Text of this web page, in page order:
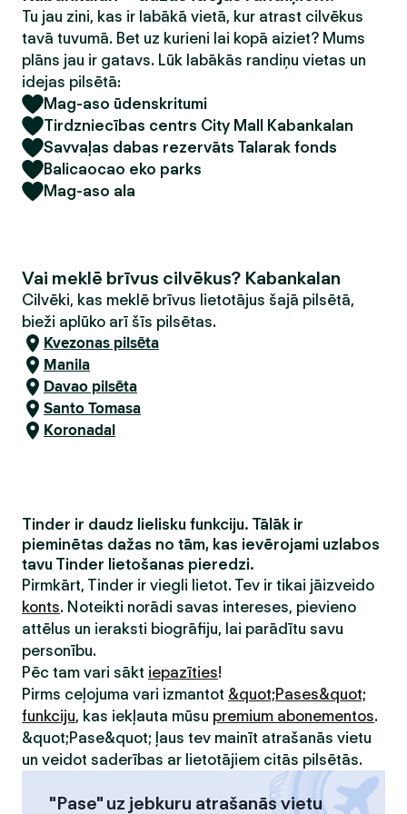
Tu jau zini, kas ir labākā vietā, kur atrast cilvēkus
tavā tuvumā. Bet uz kurieni lai kopā aiziet? Mums
plāns jau ir gatavs. Lūk labākās randiņu vietas un
idejas pilsētā:
Mag-aso ūdenskritumi
Tirdzniecības centrs City Mall Kabankalan
Savvaļas dabas rezervāts Talarak fonds
Balicaocao eko parks
Mag-aso ala
Vai meklē brīvus cilvēkus? Kabankalan
Cilvēki, kas meklē brīvus lietotājus šajā pilsētā,
bieži aplūko arī šīs pilsētas.
Kvezonas pilsēta
Manila
Davao pilsēta
Santo Tomasa
Koronadal
Tinder ir daudz lielisku funkciju. Tālāk ir
pieminētas dažas no tām, kas ievērojami uzlabos
tavu Tinder lietošanas pieredzi.
Pirmkārt, Tinder ir viegli lietot. Tev ir tikai jāizveido
konts. Noteikti norādi savas intereses, pievieno
attēlus un ieraksti biogrāfiju, lai parādītu savu
personību.
Pēc tam vari sākt iepazīties!
Pirms ceļojuma vari izmantot &quot;Pases&quot;
funkciju, kas iekļauta mūsu premium abonementos.
&quot;Pase&quot; ļaus tev mainīt atrašanās vietu
un veidot saderības ar lietotājiem citās pilsētās.
"Pase" uz jebkuru atrašanās vietu